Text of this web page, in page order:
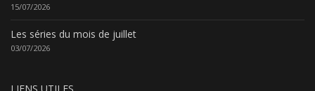
15/07/2026
Les séries du mois de juillet
03/07/2026